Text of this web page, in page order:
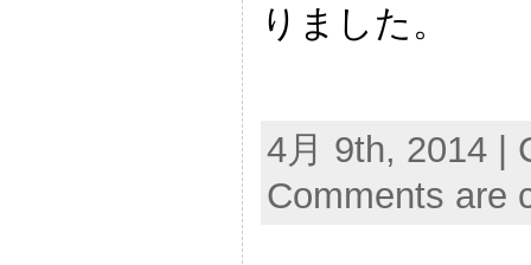
りました。
4月 9th, 2014 |
Comments are